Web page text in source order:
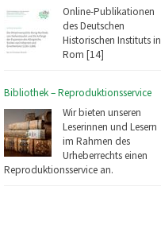
Online-Publikationen
des Deutschen
Historischen Instituts in
Rom [14]
Bibliothek – Reproduktionsservice
Wir bieten unseren
Leserinnen und Lesern
im Rahmen des
Urheberrechts einen
Reproduktionsservice an.